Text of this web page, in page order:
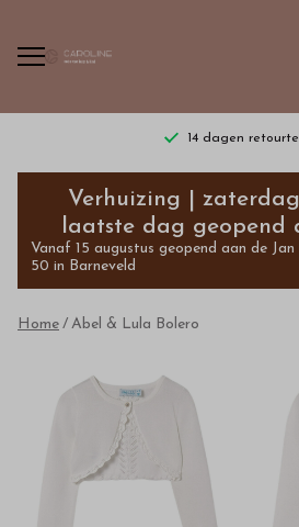
14 dagen
Abel
&
Lula
Bolero
Bestel
kinderkleding
Verhuizing |
laatste dag geopend
Vanaf 15 augustus geopend aan de
50 in Barneveld
Home Abel & Lula Bolero